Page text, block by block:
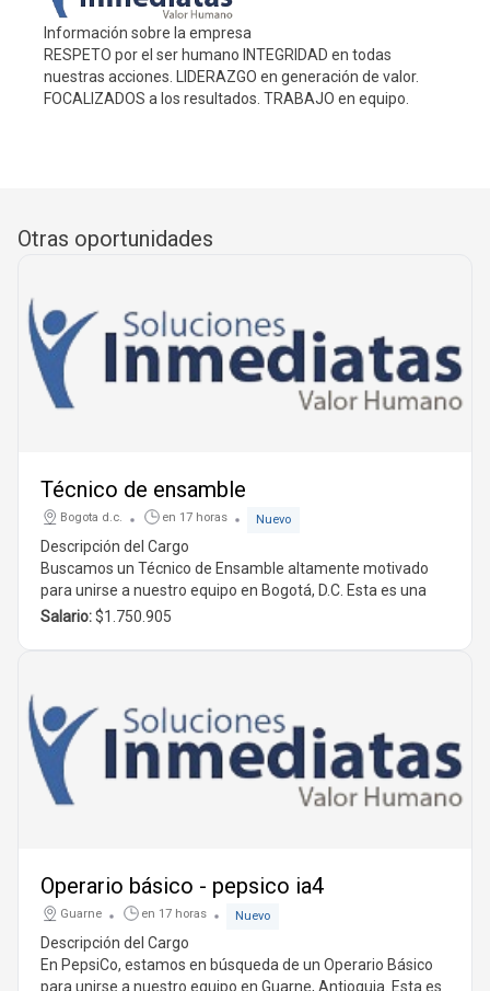
Información sobre la empresa
RESPETO por el ser humano INTEGRIDAD en todas
nuestras acciones. LIDERAZGO en generación de valor.
FOCALIZADOS a los resultados. TRABAJO en equipo.
Otras oportunidades
Técnico de ensamble
Bogota d.c. en 17 horas Nuevo
Descripción del Cargo
Buscamos un Técnico de Ensamble altamente motivado
para unirse a nuestro equipo en Bogotá, D.C. Esta es una
oportunidad emocionante para aquellos que desean
Realizar labores relacionadas con el ensamble de
productos según las especificaciones requeridas.
Ejecutar tareas adicionales que se consideren
convenientes para el cargo.
Atender solicitudes específicas realizadas por el
Para postularte a esta vacante, es necesario cumplir con
los siguientes requisitos:
Experiencia: Mínimo de 6 meses a 1 año en un cargo
similar.
Nivel de estudio:Bachillerato completo.
Tipo de contrato:Contrato por obra o labor.
Salario:$1.750.905
Operario básico - pepsico ia4
Guarne en 17 horas Nuevo
Descripción del Cargo
En PepsiCo, estamos en búsqueda de un Operario Básico
para unirse a nuestro equipo en Guarne, Antioquia . Esta es